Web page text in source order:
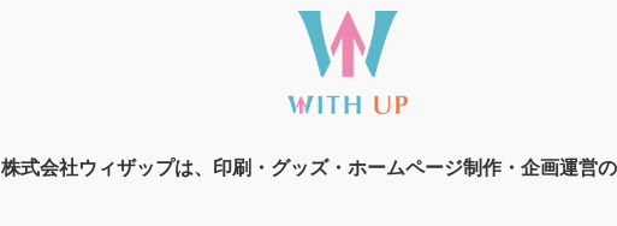
株式会社ウィザップは、印刷・グッズ・ホームページ制作・企画運営